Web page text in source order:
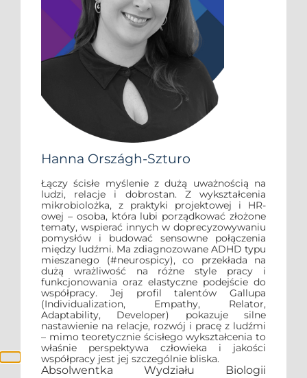
Hanna Országh-Szturo
Łączy ścisłe myślenie z dużą uważnością na
ludzi, relacje i dobrostan. Z wykształcenia
mikrobiolożka, z praktyki projektowej i HR-
owej – osoba, która lubi porządkować złożone
tematy, wspierać innych w doprecyzowywaniu
pomysłów i budować sensowne połączenia
między ludźmi. Ma zdiagnozowane ADHD typu
mieszanego (#neurospicy), co przekłada na
dużą wrażliwość na różne style pracy i
funkcjonowania oraz elastyczne podejście do
współpracy. Jej profil talentów Gallupa
(Individualization, Empathy, Relator,
Adaptability, Developer) pokazuje silne
nastawienie na relacje, rozwój i pracę z ludźmi
– mimo teoretycznie ścisłego wykształcenia to
właśnie perspektywa człowieka i jakości
współpracy jest jej szczególnie bliska.
Absolwentka Wydziału Biologii